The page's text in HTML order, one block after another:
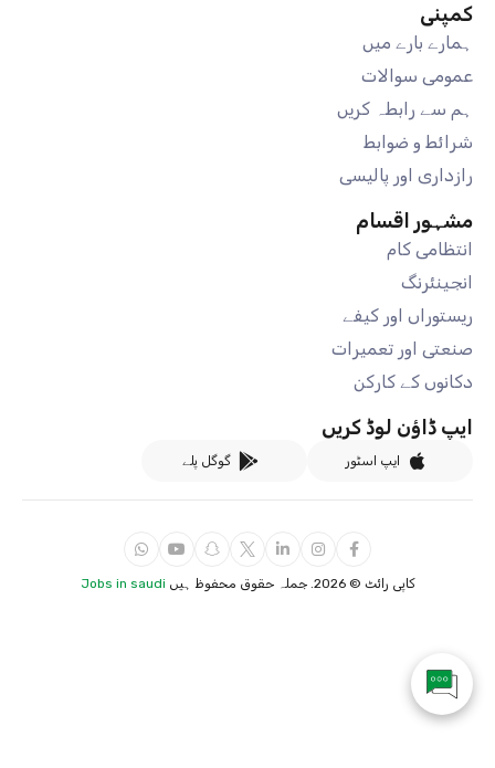
کمپنی
ہمارے بارے میں
عمومی سوالات
ہم سے رابطہ کریں
شرائط و ضوابط
رازداری اور پالیسی
مشہور اقسام
انتظامی کام
انجینئرنگ
ریستوراں اور کیفے
صنعتی اور تعمیرات
دکانوں کے کارکن
ایپ ڈاؤن لوڈ کریں
ایپ اسٹور گوگل پلے
کاپی رائٹ ©2026. جملہ حقوق محفوظ ہیں Jobs in saudi